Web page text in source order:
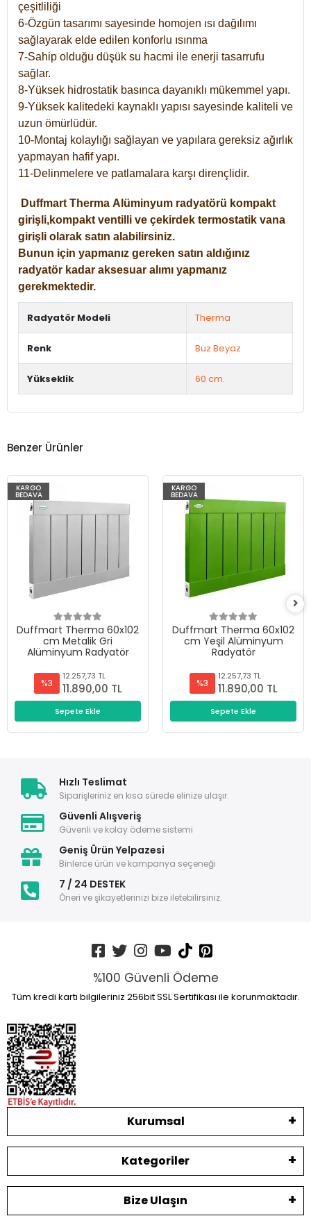
çeşitliliği
6-Özgün tasarımı sayesinde homojen ısı dağılımı
sağlayarak elde edilen konforlu ısınma
7-Sahip olduğu düşük su hacmi ile enerji tasarrufu
sağlar.
8-Yüksek hidrostatik basınca dayanıklı mükemmel yapı.
9-Yüksek kalitedeki kaynaklı yapısı sayesinde kaliteli ve
uzun ömürlüdür.
10-Montaj kolaylığı sağlayan ve yapılara gereksiz ağırlık
yapmayan hafif yapı.
11-Delinmelere ve patlamalara karşı dirençlidir.
Duffmart Therma Alüminyum radyatörü kompakt
girişli,kompakt ventilli ve çekirdek termostatik vana
girişli olarak satın alabilirsiniz.
Bunun için yapmanız gereken satın aldığınız
radyatör kadar aksesuar alımı yapmanız
gerekmektedir.
Radyatör Modeli Therma
Renk Buz Beyaz
Yükseklik 60 cm.
Benzer Ürünler
KARGO
BEDAVA
Duffmart Therma 60x102
cm Metalik Gri
Alüminyum Radyatör
%3
12.257,73 TL
11.890,00 TL
Sepete Ekle
KARGO
BEDAVA
Duffmart Therma 60x102
cm Yeşil Alüminyum
Radyatör
%3
12.257,73 TL
11.890,00 TL
Sepete Ekle
Hızlı Teslimat
Siparişleriniz en kısa sürede elinize ulaşır.
Güvenli Alışveriş
Güvenli ve kolay ödeme sistemi
Geniş Ürün Yelpazesi
Binlerce ürün ve kampanya seçeneği
7 / 24 DESTEK
Öneri ve şikayetlerinizi bize iletebilirsiniz.
%100 Güvenli Ödeme
Tüm kredi kartı bilgileriniz 256bit SSL Sertifikası ile korunmaktadır.
Kurumsal
Kategoriler
Bize Ulaşın